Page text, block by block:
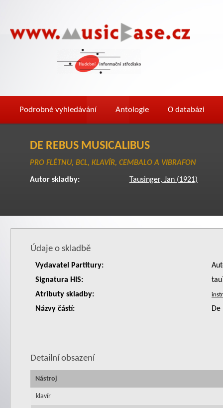
Podrobné vyhledávání Antologie O databázi
DE REBUS MUSICALIBUS
PRO FLÉTNU, BCL, KLAVÍR, CEMBALO A VIBRAFON
Autor skladby: Tausinger, Jan (1921)
Údaje o skladbě
Vydavatel Partitury:
Signatura HIS:
Atributy skladby:
Názvy částí:
Detailní obsazení
Nástroj
klavír